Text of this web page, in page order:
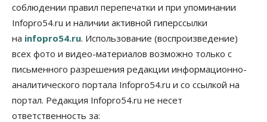
Общество
Недели жары повлияли на урожай в
Новосибирской области, но режима ЧС не будет
07 Августа 2026, 10:00
Бизнес Право&Порядок
Предприятия Новосибирска
выстраивают системы защиты от атак БПЛА
07 Августа 2026, 09:00
соблюдении правил перепечатки и при упоминании
Infopro54.ru и наличии активной гиперссылки
на infopro54.ru. Использование (воспроизведение)
всех фото и видео-материалов возможно только с
письменного разрешения редакции информационно-
аналитического портала Infopro54.ru и со ссылкой на
портал. Редакция Infopro54.ru не несет
ответственность за: